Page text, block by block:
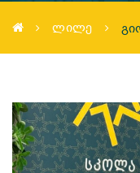
ᲚᲘᲚᲔ